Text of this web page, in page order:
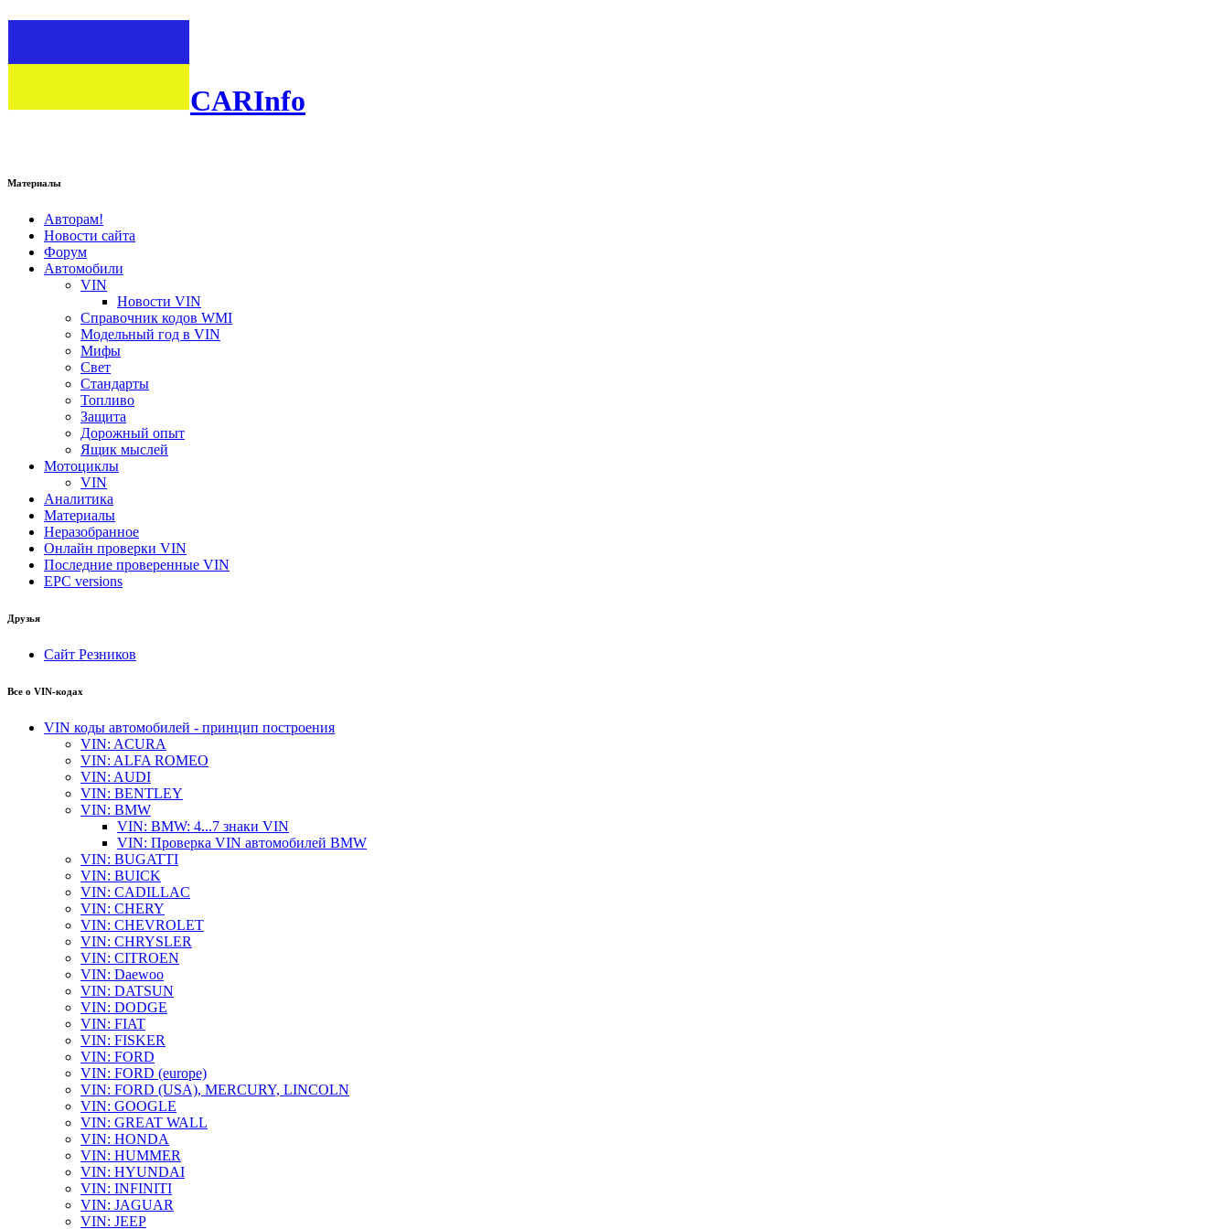
CARInfo
Материалы
Авторам!
Новости сайта
Форум
Автомобили
VIN
Новости VIN
Справочник кодов WMI
Модельный год в VIN
Мифы
Свет
Стандарты
Топливо
Защита
Дорожный опыт
Ящик мыслей
Мотоциклы
VIN
Аналитика
Материалы
Неразобранное
Онлайн проверки VIN
Последние проверенные VIN
EPC versions
Друзья
Сайт Резников
Все о VIN-кодах
VIN коды автомобилей - принцип построения
VIN: ACURA
VIN: ALFA ROMEO
VIN: AUDI
VIN: BENTLEY
VIN: BMW
VIN: BMW: 4...7 знаки VIN
VIN: Проверка VIN автомобилей BMW
VIN: BUGATTI
VIN: BUICK
VIN: CADILLAC
VIN: CHERY
VIN: CHEVROLET
VIN: CHRYSLER
VIN: CITROEN
VIN: Daewoo
VIN: DATSUN
VIN: DODGE
VIN: FIAT
VIN: FISKER
VIN: FORD
VIN: FORD (europe)
VIN: FORD (USA), MERCURY, LINCOLN
VIN: GOOGLE
VIN: GREAT WALL
VIN: HONDA
VIN: HUMMER
VIN: HYUNDAI
VIN: INFINITI
VIN: JAGUAR
VIN: JEEP